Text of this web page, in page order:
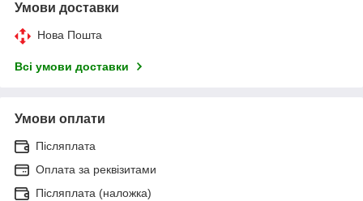
Умови доставки
Нова Пошта
Всі умови доставки
Умови оплати
Післяплата
Оплата за реквізитами
Післяплата (наложка)